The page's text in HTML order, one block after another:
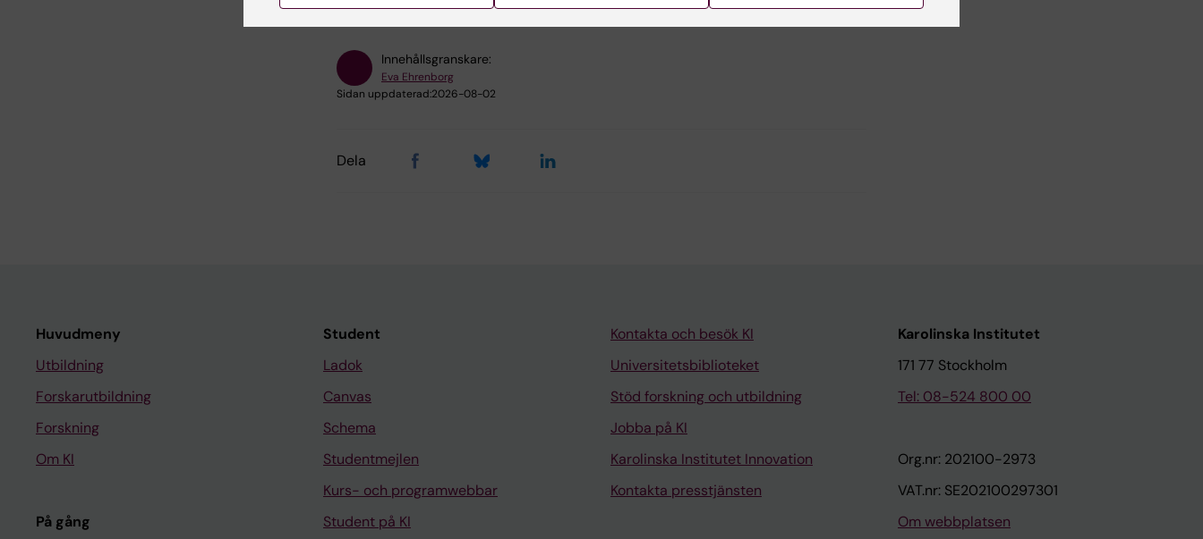
Innehållsgranskare:
Eva Ehrenborg
Sidan uppdaterad:2026-08-02
Dela
Huvudmeny
Utbildning
Forskarutbildning
Forskning
Om KI
På gång
Student
Ladok
Canvas
Schema
Studentmejlen
Kurs- och programwebbar
Student på KI
Kontakta och besök KI
Universitetsbiblioteket
Stöd forskning och utbildning
Jobba på KI
Karolinska Institutet Innovation
Kontakta presstjänsten
Karolinska Institutet
171 77 Stockholm
Tel: 08-524 800 00
Org.nr: 202100-2973
VAT.nr: SE202100297301
Om webbplatsen